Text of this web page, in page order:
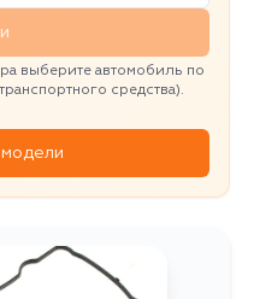
выберите автомобиль по
средства).